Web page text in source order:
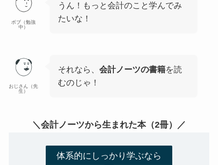
ボブ（勉強
中）
うん！もっと会計のこと学んでみ
たいな！
おじさん（先
生）
それなら、 会計ノーツの書籍を読
むのじゃ！
＼会計ノーツから生まれた本（2冊）／
体系的にしっかり学ぶなら